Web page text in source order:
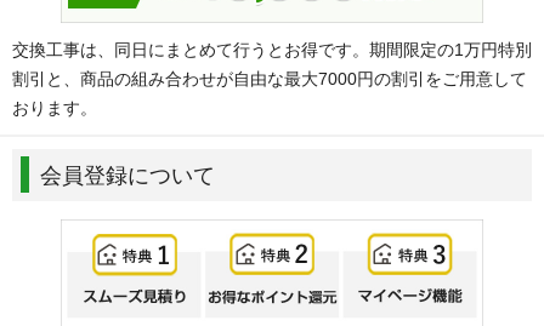
交換工事は、同日にまとめて行うとお得です。期間限定の1万円特別
割引と、商品の組み合わせが自由な最大7000円の割引をご用意して
おります。
会員登録について